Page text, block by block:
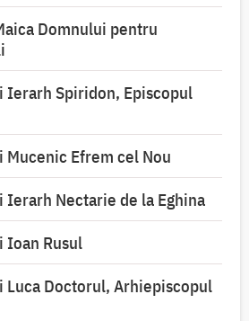
Domnului pentru
Ierarh Spiridon, Episcopul
Efrem cel Nou
Nectarie de la Eghina
Ioan Rusul
Luca Doctorul, Arhiepiscopul